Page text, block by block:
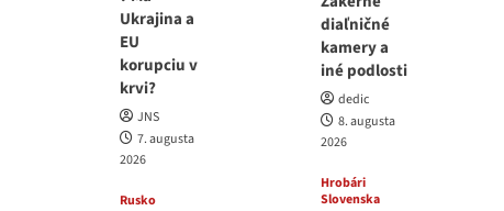
Ukrajina a
EU
korupciu v
krvi?
JNS
7. augusta
2026
Rusko
diaľničné
kamery a
iné podlosti
dedic
8. augusta
2026
Hrobári
Slovenska